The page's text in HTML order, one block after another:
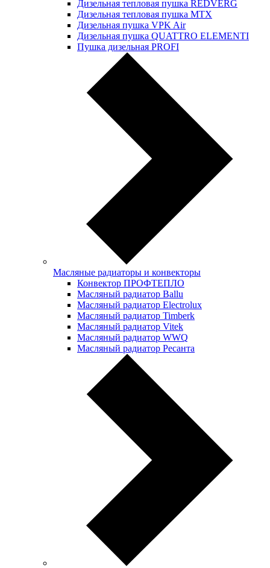
Дизельная тепловая пушка REDVERG
Дизельная тепловая пушка MTX
Дизельная пушка VPK Air
Дизельная пушка QUATTRO ELEMENTI
Пушка дизельная PROFI
Масляные радиаторы и конвекторы
Конвектор ПРОФТЕПЛО
Масляный радиатор Ballu
Масляный радиатор Electrolux
Масляный радиатор Timberk
Масляный радиатор Vitek
Масляный радиатор WWQ
Масляный радиатор Ресанта